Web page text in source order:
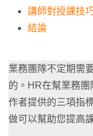
講師對授課技
結論
業務團隊不定期需
的。HR在幫業務
作者提供的三項指
做可以幫助您提高